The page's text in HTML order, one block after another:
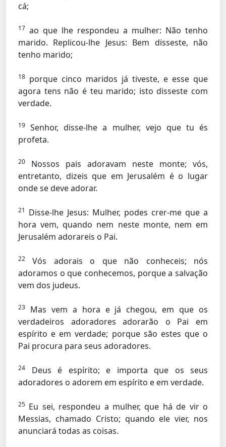
cá;
17 ao que lhe respondeu a mulher: Não tenho
marido. Replicou-lhe Jesus: Bem disseste, não
tenho marido;
18 porque cinco maridos já tiveste, e esse que
agora tens não é teu marido; isto disseste com
verdade.
19 Senhor, disse-lhe a mulher, vejo que tu és
profeta.
20
Nossos pais adoravam neste monte; vós,
entretanto, dizeis que em Jerusalém é o lugar
onde se deve adorar.
21 Disse-lhe Jesus: Mulher, podes crer-me que a
hora vem, quando nem neste monte, nem em
Jerusalém adorareis o Pai.
22
Vós adorais o que não conheceis; nós
adoramos o que conhecemos, porque a salvação
vem dos judeus.
23
Mas vem a hora e já chegou, em que os
verdadeiros adoradores adorarão o Pai em
espírito e em verdade; porque são estes que o
Pai procura para seus adoradores.
24
Deus é espírito; e importa que os seus
adoradores o adorem em espírito e em verdade.
25 Eu sei, respondeu a mulher, que há de vir o
Messias, chamado Cristo; quando ele vier, nos
anunciará todas as coisas.